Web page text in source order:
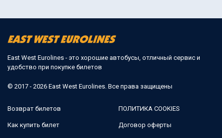
East West Eurolines - это хорошие автобусы, отличный сервис и
удобство при покупке билетов
© 2017 - 2026 East West Eurolines. Все права защищены
Возврат билетов
Как купить билет
ПОЛИТИКА COOKIES
Договор оферты